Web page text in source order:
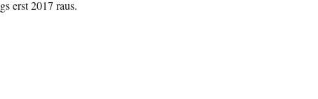
erst 2017 raus.